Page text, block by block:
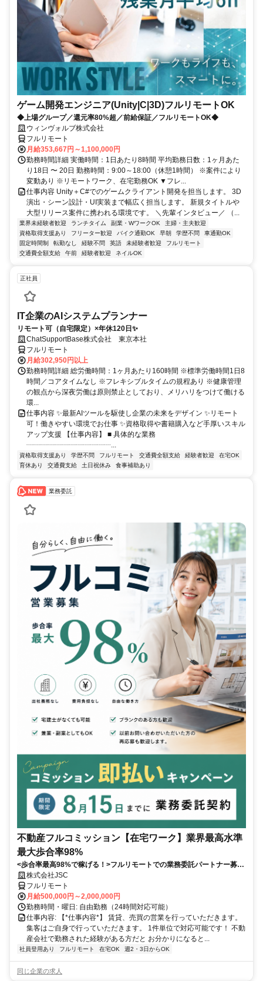
ゲーム開発エンジニア(Unity|C|3D)フルリモートOK
◆上場グループ／還元率80%超／前給保証／フルリモートOK◆
ウィンヴォルブ株式会社
フルリモート
月給353,667円～1,100,000円
勤務時間詳細 実働時間：1日あたり8時間 平均勤務日数：1ヶ月あた
り18日 〜 20日 勤務時間：9:00～18:00（休憩1時間） ※案件により
変動あり ※リモートワーク、在宅勤務OK ▼フレ...
仕事内容 Unity＋C#でのゲームクライアント開発を担当します。 3D
演出・シーン設計・UI実装まで幅広く担当します。 新規タイトルや
大型リリース案件に携われる環境です。 ＼先輩インタビュー／ （...
業界未経験者歓迎 ランチタイム 副業・WワークOK
主婦・主夫歓迎
資格取得支援あり
フリーター歓迎 バイク通勤OK 早朝 学歴不問
車通勤OK
固定時間制
転勤なし 経験不問 英語 未経験者歓迎
フルリモート
交通費全額支給
午前 経験者歓迎 ネイルOK
正社員
IT企業のAIシステムプランナー
リモート可（自宅限定）×年休120日✨
ChatSupportBase株式会社 東京本社
フルリモート
月給302,950円以上
勤務時間詳細 総労働時間：1ヶ月あたり160時間 ※標準労働時間1日8
時間／コアタイムなし ※フレキシブルタイムの規程あり ※健康管理
の観点から深夜労働は原則禁止としており、メリハリをつけて働ける
環...
仕事内容 ✨最新AIツールを駆使し企業の未来をデザイン ✨リモート
可！働きやすい環境でお仕事 ✨資格取得や書籍購入など手厚いスキル
アップ支援 【仕事内容】 ■ 具体的な業務
┈┈┈┈┈┈┈┈┈┈┈┈...
資格取得支援あり 学歴不問 フルリモート 交通費全額支給 経験者歓迎
在宅OK
育休あり
交通費支給 土日祝休み 食事補助あり
業務委託
不動産フルコミッション【在宅ワーク】業界最高水準
最大歩合率98%
<歩合率最高98%で稼げる！>フルリモートでの業務委託パートナー募
集！1件単位で対応可能！
株式会社JSC
フルリモート
月給500,000円～2,000,000円
勤務時間・曜日: 自由勤務（24時間対応可能）
仕事内容: 【*仕事内容*】 賃貸、売買の営業を行っていただきます。
集客はご自身で行っていただきます。 1件単位で対応可能です！ 不動
産会社で勤務された経験がある方だと お分かりになると...
社員登用あり フルリモート 在宅OK 週2・3日からOK
同じ企業の求人